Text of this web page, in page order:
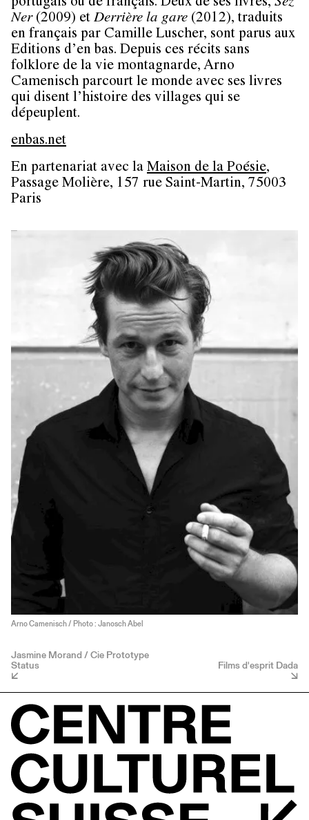
portugais ou de français. Deux de ses livres, Sez
Ner(2009) et Derrière la gare (2012), traduits
en français par Camille Luscher, sont parus aux
Editions d’en bas. Depuis ces récits sans
folklore de la vie montagnarde, Arno
Camenisch parcourt le monde avec ses livres
qui disent l’histoire des villages qui se
dépeuplent.
enbas.net
En partenariat avec la Maison de la Poésie,
Passage Molière, 157 rue Saint-Martin, 75003
Paris
Arno Camenisch / Photo : Janosch Abel
Jasmine Morand / Cie Prototype
Status Films d'esprit Dada